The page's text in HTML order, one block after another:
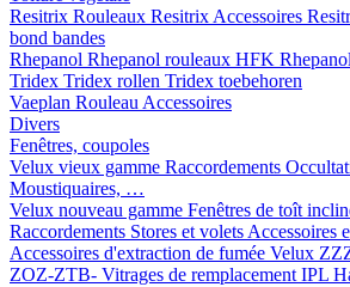
Resitrix Rouleaux Resitrix Accessoires
bond bandes
Rhepanol Rhepanol rouleaux HFK
Tridex Tridex rollen Tridex toebehoren
Vaeplan Rouleau Accessoires
Divers
Fenêtres, coupoles
Velux vieux gamme Raccordements
Moustiquaires, …
Velux nouveau gamme Fenêtres de toît
Raccordements Stores et volets Accessoires
Accessoires d'extraction de fumée Velux
ZOZ-ZTB- Vitrages de remplacement IPL